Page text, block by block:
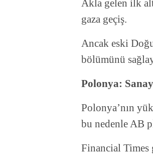
Akla gelen ilk
gaza geçiş.
Ancak eski
bölümünü
Polonya:
Polonya’nın
bu nedenle AB
Financial Times